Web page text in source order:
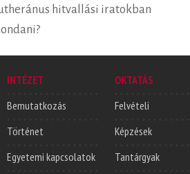
hitvallási iratokban
INTÉZET
Bemutatkozás
Történet
Egyetemi kapcsolatok
OKTATÁS
Felvételi
Képzések
Tantárgyak